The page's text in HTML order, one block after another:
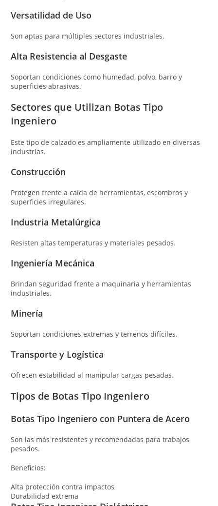
Versatilidad de Uso
Son aptas para múltiples sectores industriales.
Alta Resistencia al Desgaste
Soportan condiciones como humedad, polvo, barro y
superficies abrasivas.
Sectores que Utilizan Botas Tipo
Ingeniero
Este tipo de calzado es ampliamente utilizado en diversas
industrias.
Construcción
Protegen frente a caída de herramientas, escombros y
superficies irregulares.
Industria Metalúrgica
Resisten altas temperaturas y materiales pesados.
Ingeniería Mecánica
Brindan seguridad frente a maquinaria y herramientas
industriales.
Minería
Soportan condiciones extremas y terrenos difíciles.
Transporte y Logística
Ofrecen estabilidad al manipular cargas pesadas.
Tipos de Botas Tipo Ingeniero
Botas Tipo Ingeniero con Puntera de Acero
Son las más resistentes y recomendadas para trabajos
pesados.
Beneficios:
Alta protección contra impactos
Durabilidad extrema